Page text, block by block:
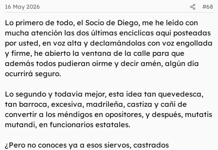
e
:
16 May 2026 #68
Lo primero de todo, el Socio de Diego, me he leído con
mucha atención las dos últimas encíclicas aquí posteadas
por usted, en voz alta y declamándolas con voz engollada
y firme, he abierto la ventana de la calle para que
además todos pudieran oírme y decir amén, algún día
ocurrirá seguro.
Lo segundo y todavía mejor, esta idea tan quevedesca,
tan barroca, excesiva, madrileña, castiza y cañí de
convertir a los méndigos en opositores, y después, mutatis
mutandi, en funcionarios estatales.
¿Pero no conoces ya a esos siervos, castrados